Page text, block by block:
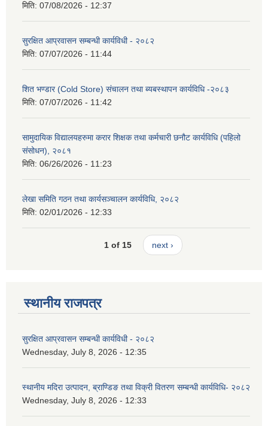
मिति: 07/08/2026 - 12:37
सुरक्षित आप्रवासन सम्बन्धी कार्यविधी - २०८२
मिति: 07/07/2026 - 11:44
शित भण्डार (Cold Store) संचालन तथा ब्यबस्थापन कार्यविधि -२०८३
मिति: 07/07/2026 - 11:42
सामुदायिक विद्यालयहरुमा करार शिक्षक तथा कर्मचारी छनौट कार्यविधि (पहिलो
संसोधन), २०८१
मिति: 06/26/2026 - 11:23
लेखा समिति गठन तथा कार्यसञ्चालन कार्यविधि, २०८२
मिति: 02/01/2026 - 12:33
1 of 15 next ›
स्थानीय राजपत्र
सुरक्षित आप्रवासन सम्बन्धी कार्यविधी - २०८२
Wednesday, July 8, 2026 - 12:35
स्थानीय मदिरा उत्पादन, ब्राण्डिङ तथा विक्री वितरण सम्बन्धी कार्यविधि- २०८२
Wednesday, July 8, 2026 - 12:33